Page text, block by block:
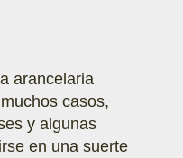
arancelaria
casos,
y algunas
en una suerte